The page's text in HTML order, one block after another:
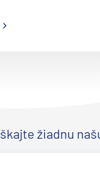
žiadnu